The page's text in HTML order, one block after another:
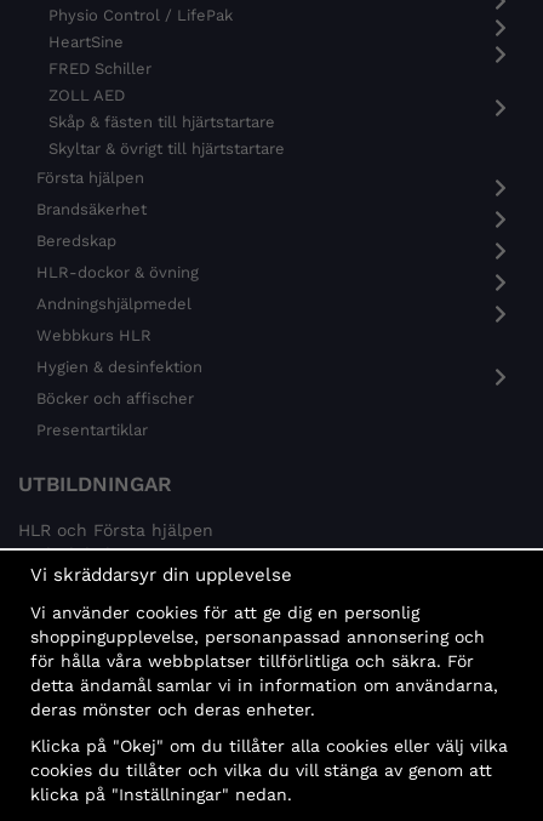
Physio Control / LifePak
HeartSine
FRED Schiller
ZOLL AED
Skåp & fästen till hjärtstartare
Skyltar & övrigt till hjärtstartare
Första hjälpen
Brandsäkerhet
Beredskap
HLR-dockor & övning
Andningshjälpmedel
Webbkurs HLR
Hygien & desinfektion
Böcker och affischer
Presentartiklar
UTBILDNINGAR
HLR och Första hjälpen
Psykisk hälsa
Brandskydd
MÅLGRUPPER
Offentlig sektor och företag
Privatpersoner
Delbetalning
Vi skräddarsyr din upplevelse
Vi använder cookies för att ge dig en personlig
shoppingupplevelse, personanpassad annonsering och
för hålla våra webbplatser tillförlitliga och säkra. För
detta ändamål samlar vi in information om användarna,
deras mönster och deras enheter.
Klicka på "Okej" om du tillåter alla cookies eller välj vilka
cookies du tillåter och vilka du vill stänga av genom att
klicka på "Inställningar" nedan.